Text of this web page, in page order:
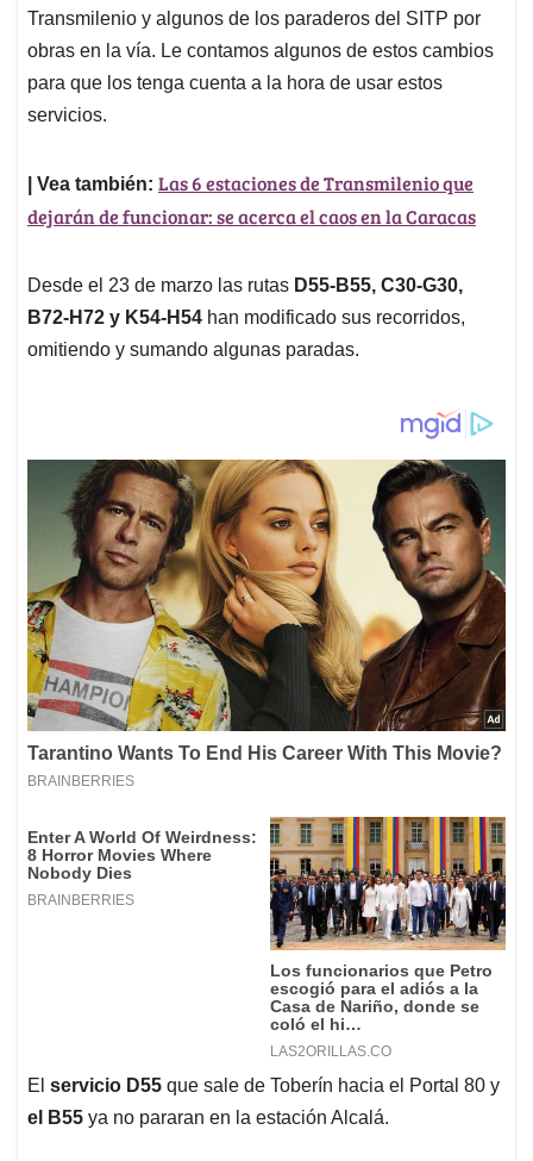
p
k
n
Transmilenio y algunos de los paraderos del SITP por
obras en la vía. Le contamos algunos de estos cambios
para que los tenga cuenta a la hora de usar estos
servicios.
| Vea también: Las 6 estaciones de Transmilenio que
dejarán de funcionar: se acerca el caos en la Caracas
Desde el 23 de marzo las rutas D55-B55, C30-G30,
B72-H72 y K54-H54 han modificado sus recorridos,
omitiendo y sumando algunas paradas.
El servicio D55 que sale de Toberín hacia el Portal 80 y
el B55 ya no pararan en la estación Alcalá.